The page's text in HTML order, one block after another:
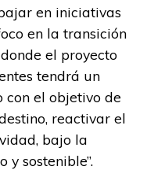
en iniciativas
en la transición
el proyecto
tendrá un
con el objetivo de
reactivar el
bajo la
y sostenible”.